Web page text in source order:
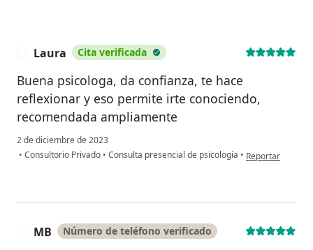
Laura Cita verificada
Buena psicologa, da confianza, te hace
reflexionar y eso permite irte conociendo,
recomendada ampliamente
2 de diciembre de 2023
• Consultorio Privado • Consulta presencial de psicología • en opinión del
Reportar
MB Número de teléfono verificado